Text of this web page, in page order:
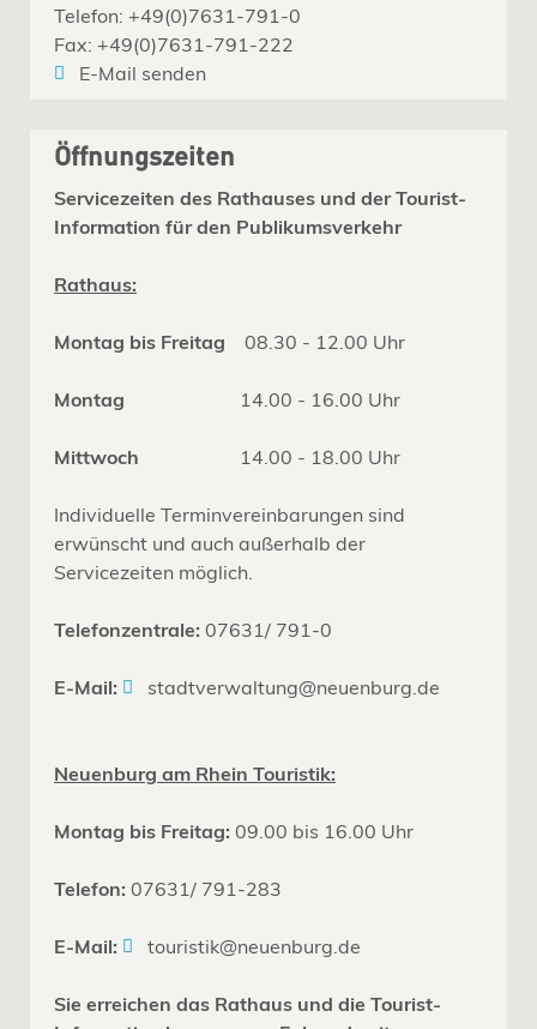
Telefon: +49(0)7631-791-0
Fax: +49(0)7631-791-222
E-Mail senden
Öffnungszeiten
Servicezeiten des Rathauses und der Tourist-
Information für den Publikumsverkehr
Rathaus:
Montag bis Freitag 08.30 - 12.00 Uhr
Montag 14.00 - 16.00 Uhr
Mittwoch 14.00 - 18.00 Uhr
Individuelle Terminvereinbarungen sind
erwünscht und auch außerhalb der
Servicezeiten möglich.
Telefonzentrale: 07631/ 791-0
E-Mail: stadtverwaltung@neuenburg.de
Neuenburg am Rhein Touristik:
Montag bis Freitag: 09.00 bis 16.00 Uhr
Telefon: 07631/ 791-283
E-Mail: touristik@neuenburg.de
Sie erreichen das Rathaus und die Tourist-